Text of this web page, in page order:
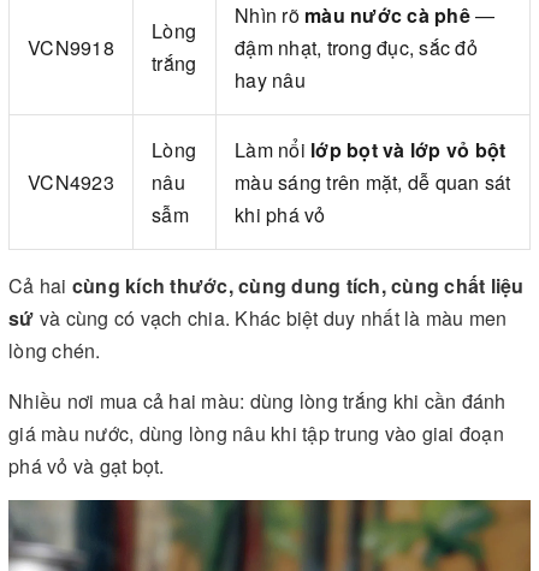
VCN9918
Lòng
trắng
Nhìn rõ màu nước cà phê—
đậm nhạt, trong đục, sắc đỏ
hay nâu
VCN4923
Lòng
nâu
sẫm
Làm nổi lớp bọt và lớp vỏ bột
màu sáng trên mặt, dễ quan sát
khi phá vỏ
Cả hai cùng kích thước, cùng dung tích, cùng chất liệu
sứ và cùng có vạch chia. Khác biệt duy nhất là màu men
lòng chén.
Nhiều nơi mua cả hai màu: dùng lòng trắng khi cần đánh
giá màu nước, dùng lòng nâu khi tập trung vào giai đoạn
phá vỏ và gạt bọt.